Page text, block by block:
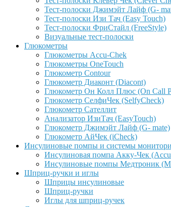
Тест-полоски Джимэйт Лайф (G-
Тест-полоски Изи Тач (Easy Touch)
Тест-полоски ФриCтайл (FreeStyle)
Визуальные тест-полоски
Глюкометры
Глюкометры Accu-Сhek
Глюкометры OneTouch
Глюкометр Contour
Глюкометр Диаконт (Diacont)
Глюкометр Он Колл Плюс (On Call
Глюкометр СелфиЧек (SelfyCheck)
Глюкометр Сателлит
Анализатор ИзиТач (EasyTouch)
Глюкометр Джимэйт Лайф (G- mate)
Глюкометр АйЧек (iCheck)
Инсулиновые помпы и системы
Инсулиновая помпа Акку-Чек
Инсулиновые помпы Медтроник
Шприц-ручки и иглы
Шприцы инсулиновые
Шприц-ручки
Иглы для шприц-ручек